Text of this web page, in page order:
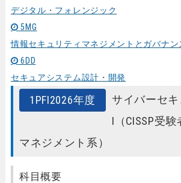
デジタル・フォレンジック
5MG
情報セキュリティマネジメントとガバナン
6DD
セキュアシステム設計・開発
1PFⅠ2026年度
サイバーセ
Ⅰ（CISSP受
マネジメント系）
科目概要